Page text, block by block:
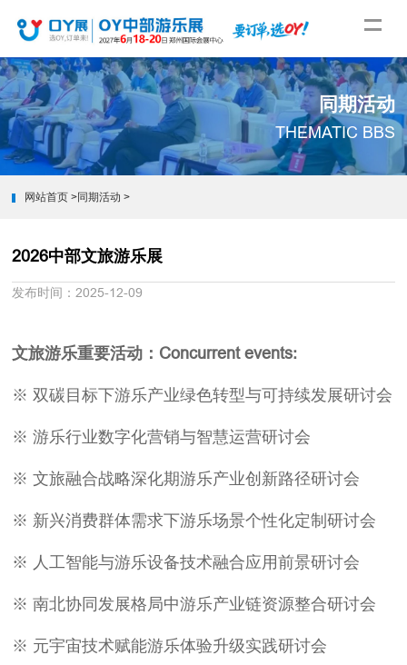
同期活动
THEMATIC BBS
网站首页 >同期活动 >
2026中部文旅游乐展
发布时间：2025-12-09
文旅游乐重要活动：Concurrent events:
※ 双碳目标下游乐产业绿色转型与可持续发展研讨会
※ 游乐行业数字化营销与智慧运营研讨会
※ 文旅融合战略深化期游乐产业创新路径研讨会
※ 新兴消费群体需求下游乐场景个性化定制研讨会
※ 人工智能与游乐设备技术融合应用前景研讨会
※ 南北协同发展格局中游乐产业链资源整合研讨会
※ 元宇宙技术赋能游乐体验升级实践研讨会